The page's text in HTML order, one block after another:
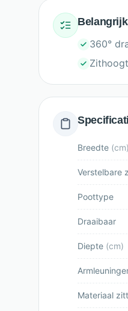
360°
Breedte (cm)
Verstelbare
Poottype
Draaibaar
Diepte (cm)
Materiaal